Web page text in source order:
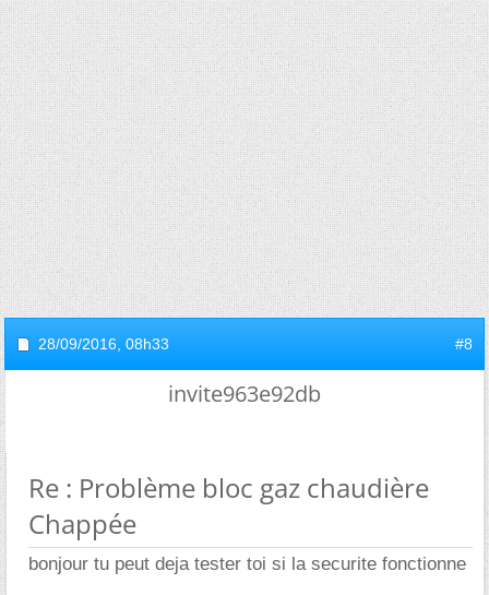
28/09/2016, 08h33 #8
invite963e92db
Re : Problème bloc gaz chaudière
Chappée
bonjour tu peut deja tester toi si la securite fonctionne